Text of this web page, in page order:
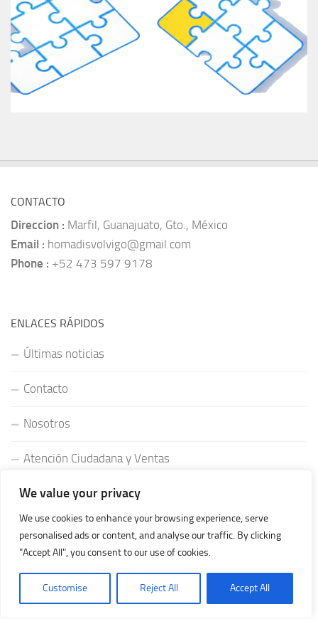
We value your privacy
We use cookies to enhance your browsing experience, serve
personalised ads or content, and analyse our traffic. By clicking
"Accept All", you consent to our use of cookies.
Customise Reject All Accept All
CONTACTO
Direccion : Marfil, Guanajuato, Gto., México
Email : homadisvolvigo@gmail.com
Phone : +52 473 597 9178
ENLACES RÁPIDOS
Últimas noticias
Contacto
Nosotros
Atención Ciudadana y Ventas
Inicio
Política de Privacidad